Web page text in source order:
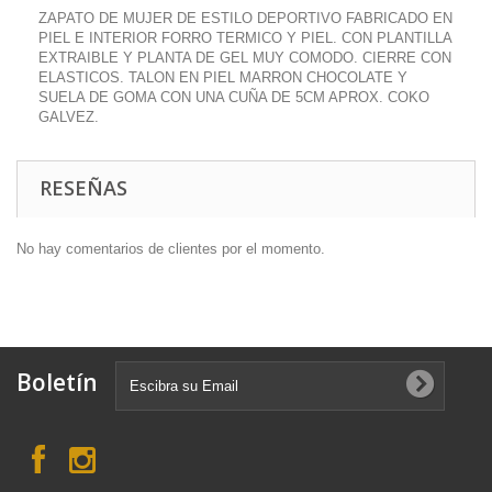
ZAPATO DE MUJER DE ESTILO DEPORTIVO FABRICADO EN
PIEL E INTERIOR FORRO TERMICO Y PIEL. CON PLANTILLA
EXTRAIBLE Y PLANTA DE GEL MUY COMODO. CIERRE CON
ELASTICOS. TALON EN PIEL MARRON CHOCOLATE Y
SUELA DE GOMA CON UNA CUÑA DE 5CM APROX. COKO
GALVEZ.
RESEÑAS
No hay comentarios de clientes por el momento.
Boletín